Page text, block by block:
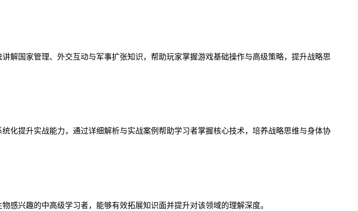
解国家管理、外交互动与军事扩张知识，帮助玩家掌握游戏基础操作与高级策略，提升战略思
化提升实战能力，通过详细解析与实战案例帮助学习者掌握核心技术，培养战略思维与身体协
感兴趣的中高级学习者，能够有效拓展知识面并提升对该领域的理解深度。